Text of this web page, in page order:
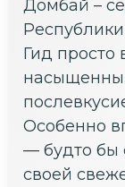
Домбай –
Республики
Гид просто
Особенно
— будто бы
своей